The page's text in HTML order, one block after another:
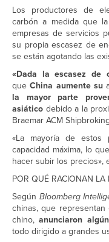
Los productores de
carbón a medida que
empresas de servicios
su propia escasez de
se están agotando las
«Dada la escasez de
queChina aumente su
la mayor parte
asiático debido a la
Braemar ACM
«La mayoría de
capacidad máxima, lo
hacer subir los precios»,
POR QUÉ RACIONAN LA
Según Bloomberg
chinas, que
chino,anunciaron
todo dirigido a grandes